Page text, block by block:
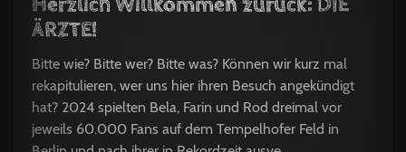
ÄRZTE!
Bitte wie? Bitte wer? Bitte was? Können wir kurz mal
rekapitulieren, wer uns hier ihren Besuch angekündigt
hat? 2024 spielten Bela, Farin und Rod dreimal vor
jeweils 60.000 Fans auf dem Tempelhofer Feld in